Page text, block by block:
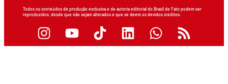
Todos os conteúdos de produção exclusiva e de autoria editorial do Brasil de Fato podem ser
reproduzidos, desde que não sejam alterados e que se deem os devidos créditos.